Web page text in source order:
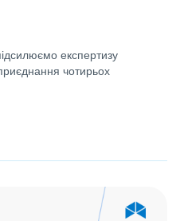
експертизу
чотирьох